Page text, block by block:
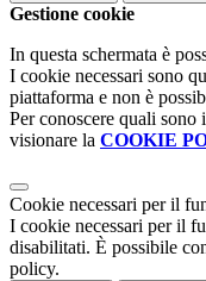
Gestione cookie
In questa schermata è
I cookie necessari sono
piattaforma e non è
Per conoscere quali sono
visionare la COOKIE
Cookie necessari per il
I cookie necessari per il
disabilitati. È possibile
policy.